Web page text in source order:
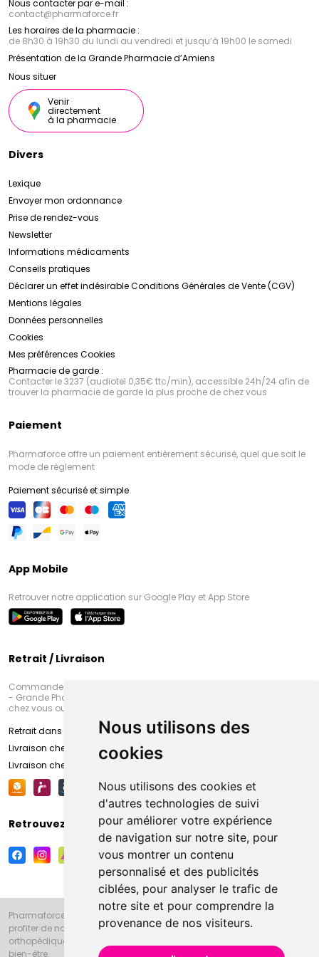
Nous utilisons des
cookies
Nous utilisons des cookies et
d'autres technologies de suivi
pour améliorer votre expérience
de navigation sur notre site, pour
vous montrer un contenu
personnalisé et des publicités
ciblées, pour analyser le trafic de
notre site et pour comprendre la
provenance de nos visiteurs.
naturelle de votre peau et lui offrir le meilleur de la
science et de la nature.
Nous contacter par e-mail :
contact@pharmaforce.fr
Les horaires de la pharmacie :
de 8h30 à 19h30 du lundi au vendredi et jusqu’à 19h00 le samedi
Présentation de la Grande Pharmacie d’Amiens
Nous situer
Venir
directement
à la pharmacie
Divers
Lexique
Envoyer mon ordonnance
Prise de rendez-vous
Newsletter
Informations médicaments
Conseils pratiques
Déclarer un effet indésirableConditions Générales de Vente (CGV)
Mentions légales
Données personnelles
Cookies
Mes préférences Cookies
Pharmacie de garde :
Contacter le 3237 (audiotel 0,35€ ttc/min), accessible 24h/24 afin de
trouver la pharmacie de garde la plus proche de chez vous
Paiement
Pharmaforce offre un paiement entièrement sécurisé, quel que soit le
mode de règlement
Paiement sécurisé et simple
App Mobile
Retrouver notre application sur Google Play et App Store
Retrait / Livraison
Commandez en ligne et venez chercher votre commande à Amiens
- Grande Pharmacie d’Amiens (Fachon) ou recevez-là rapidement
chez vous ou en point retrait
Retrait dans la pharmacie d’Amiens
Livraison chez vous
Livraison chez votre commerçant
Retrouvez-nous sur vos réseaux sociaux
Pharmaforce.fr et la Grande Pharmacie d’Amiens vous souhaitent de
profiter de notre accueil, de nos conseils pharmaceutiques,
orthopédiques, homéopathiques, parapharmaceutiques, beauté et
bien-être.